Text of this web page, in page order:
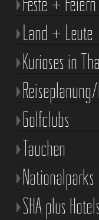
Land + Leute
Kurioses in
Golfclubs
Tauchen
Nationalparks
SHA plus